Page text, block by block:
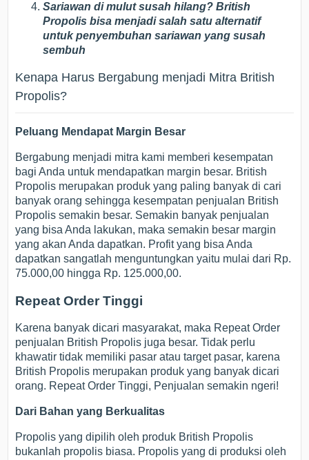
Sariawan di mulut susah hilang? British
Propolis bisa menjadi salah satu alternatif
untuk penyembuhan sariawan yang susah
sembuh
Kenapa Harus Bergabung menjadi Mitra British
Propolis?
Peluang Mendapat Margin Besar
Bergabung menjadi mitra kami memberi kesempatan
bagi Anda untuk mendapatkan margin besar. British
Propolis merupakan produk yang paling banyak di cari
banyak orang sehingga kesempatan penjualan British
Propolis semakin besar. Semakin banyak penjualan
yang bisa Anda lakukan, maka semakin besar margin
yang akan Anda dapatkan. Profit yang bisa Anda
dapatkan sangatlah menguntungkan yaitu mulai dari Rp.
75.000,00 hingga Rp. 125.000,00.
Repeat Order Tinggi
Karena banyak dicari masyarakat, maka Repeat Order
penjualan British Propolis juga besar. Tidak perlu
khawatir tidak memiliki pasar atau target pasar, karena
British Propolis merupakan produk yang banyak dicari
orang. Repeat Order Tinggi, Penjualan semakin ngeri!
Dari Bahan yang Berkualitas
Propolis yang dipilih oleh produk British Propolis
bukanlah propolis biasa. Propolis yang di produksi oleh